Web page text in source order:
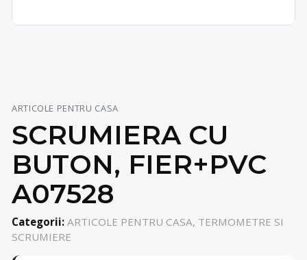
ARTICOLE PENTRU CASA
SCRUMIERA CU
BUTON, FIER+PVC
A07528
Categorii: ARTICOLE PENTRU CASA, TERMOMETRE SI
SCRUMIERE